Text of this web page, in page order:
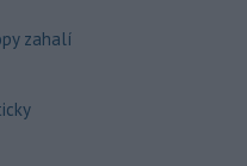
zahalí